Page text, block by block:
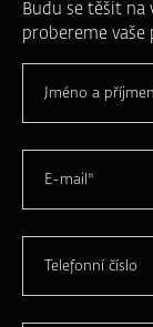
Budu se těšit na
probereme vaše
Jméno a
E-mail*
Telefonní číslo